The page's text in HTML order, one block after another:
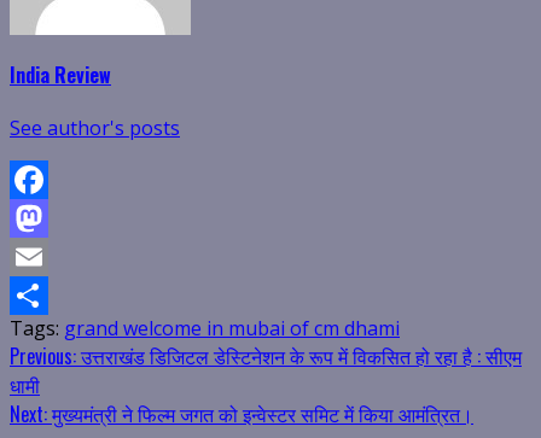
India Review
See author's posts
Facebook
Mastodon
Email
Share
Tags: grand welcome in mubai of cm dhami
Continue
Reading
Previous:उत्तराखंड डिजिटल डेस्टिनेशन के रूप में विकसित हो रहा है : सीएम
धामी
Next:मुख्यमंत्री ने फिल्म जगत को इन्वेस्टर समिट में किया आमंत्रित।